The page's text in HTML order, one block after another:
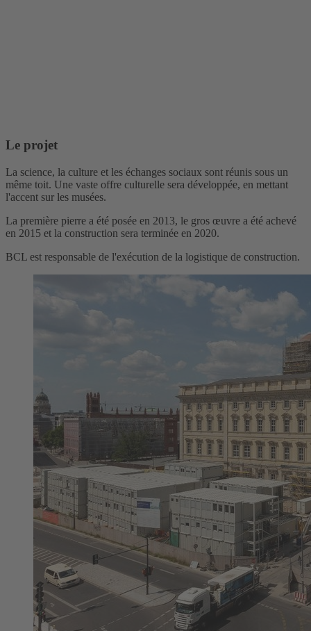
Le projet
La science, la culture et les échanges sociaux sont réunis sous un
même toit. Une vaste offre culturelle sera développée, en mettant
l'accent sur les musées.
La première pierre a été posée en 2013, le gros œuvre a été achevé
en 2015 et la construction sera terminée en 2020.
BCL est responsable de l'exécution de la logistique de construction.